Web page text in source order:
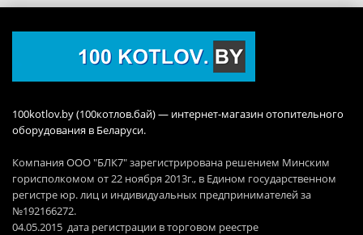
100kotlov.by (100котлов.бай) — интернет-магазин отопительного
оборудования в Беларуси.
Компания ООО "БЛК7" зарегистрирована решением Минским
горисполкомом от 22 ноября 2013г., в Едином государственном
регистре юр. лиц и индивидуальных предпринимателей за
№192166272.
04.05.2015 дата регистрации в торговом реестре